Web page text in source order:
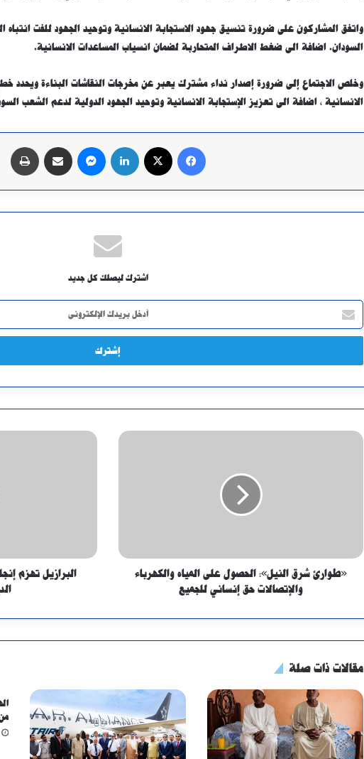
واتفق المشاركون على ضرورة تنسيق جهود الاستجابة الانسانية وتوحيد الجهود للفت انتباه
السودان. اضافة الى ضغط الاطراف المتحاربة لضمان انسياب المساعدات الانسانية.
وخلص الاجتماع إلى ضرورة إصدار نداء مشترك يعبر عن مخرجات النقاشات البناءة ويحدد
الانسانية ، اضافة الى تعزيز الإستجابة الانسانية وتوحيد الجهود الدولية لدعم الشعب
فيسبوك لينكدإن ماسنجر مشاركة عبر البريد
اشترك ليصلك كل جديد
أدخل
بريدك
الإلكتروني
«طوارئ شرق النيل»: الحصول على المياه والكهرباء
والإتصالات حق إنساني للجميع
البرازيل تهزم
مقالات ذات صلة